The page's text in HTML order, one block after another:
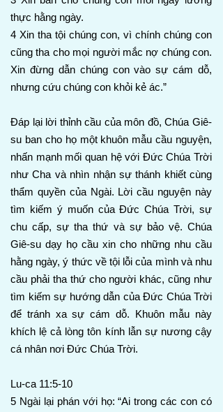
thực hằng ngày.
4 Xin tha tội chúng con, vì chính chúng con
cũng tha cho mọi người mắc nợ chúng con.
Xin đừng dẫn chúng con vào sự cám dỗ,
nhưng cứu chúng con khỏi kẻ ác.”
Đáp lại lời thỉnh cầu của môn đồ, Chúa Giê-
su ban cho họ một khuôn mẫu cầu nguyện,
nhấn mạnh mối quan hệ với Đức Chúa Trời
như Cha và nhìn nhận sự thánh khiết cùng
thẩm quyền của Ngài. Lời cầu nguyện này
tìm kiếm ý muốn của Đức Chúa Trời, sự
chu cấp, sự tha thứ và sự bảo vệ. Chúa
Giê-su dạy họ cầu xin cho những nhu cầu
hằng ngày, ý thức về tội lỗi của mình và nhu
cầu phải tha thứ cho người khác, cũng như
tìm kiếm sự hướng dẫn của Đức Chúa Trời
để tránh xa sự cám dỗ. Khuôn mẫu này
khích lệ cả lòng tôn kính lẫn sự nương cậy
cá nhân nơi Đức Chúa Trời.
Lu-ca 11:5-10
5 Ngài lại phán với họ: “Ai trong các con có